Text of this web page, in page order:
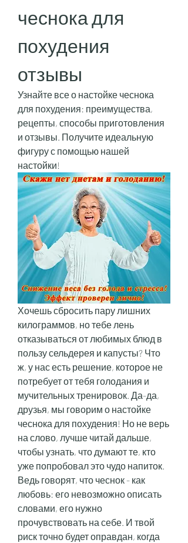
чеснока для
похудения
отзывы
Узнайте все о настойке чеснока
для похудения: преимущества,
рецепты, способы приготовления
и отзывы. Получите идеальную
фигуру с помощью нашей
настойки!
Хочешь сбросить пару лишних
килограммов, но тебе лень
отказываться от любимых блюд в
пользу сельдерея и капусты? Что
ж, у нас есть решение, которое не
потребует от тебя голодания и
мучительных тренировок. Да-да,
друзья, мы говорим о настойке
чеснока для похудения! Но не верь
на слово, лучше читай дальше,
чтобы узнать, что думают те, кто
уже попробовал это чудо напиток.
Ведь говорят, что чеснок - как
любовь: его невозможно описать
словами, его нужно
прочувствовать на себе. И твой
риск точно будет оправдан, когда